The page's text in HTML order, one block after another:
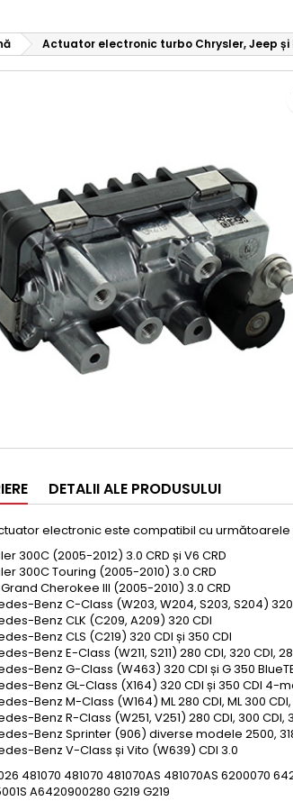
Actuator electronic turbo Chrysler, Jeep și
DETALII ALE PRODUSULUI
electronic este compatibil cu
300C (2005-2012) 3.0 CRD și V6 CRD
300C Touring (2005-2010) 3.0 CRD
Cherokee III (2005-2010) 3.0 CRD
Benz C-Class (W203, W204, S203, S204) 320
Benz CLK (C209, A209) 320 CDI
Benz CLS (C219) 320 CDI și 350 CDI
Benz E-Class (W211, S211) 280 CDI, 320 CDI,
Benz G-Class (W463) 320 CDI și G 350
Benz GL-Class (X164) 320 CDI și 350 CDI 4-
Benz M-Class (W164) ML 280 CDI, ML 300
Benz R-Class (W251, V251) 280 CDI, 300 CDI,
Benz Sprinter (906) diverse modele 2500, 318
Benz V-Class și Vito (W639) CDI 3.0
481070 481070 481070AS 481070AS 6200070
A6420900280 G219 G219